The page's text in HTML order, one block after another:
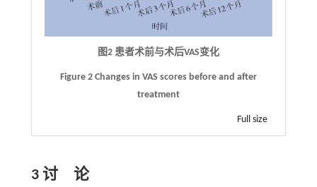
图2 患者术前与术后VAS变化
Figure 2 Changes in VAS scores before and after
treatment
Full size
3 讨 论